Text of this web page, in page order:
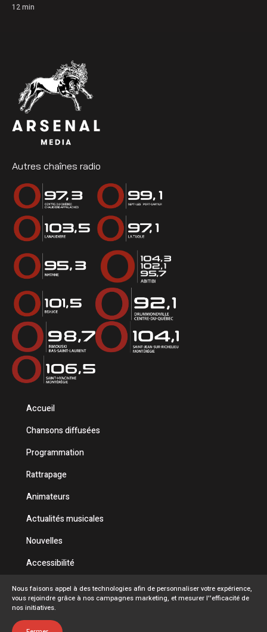
12min
Autres chaînes radio
Accueil
Chansons diffusées
Programmation
Rattrapage
Animateurs
Actualités musicales
Nouvelles
Accessibilité
Politique de confidentialité
Conditions d'utilisation
FAQ
Nous faisons appel à des technologies afin de personnaliser votre expérience,
vous rejoindre grâce à nos campagnes marketing, et mesurer l''efficacité de
nos initiatives.